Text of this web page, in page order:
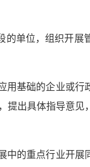
单位，组织开
基础的企业或
出具体指导意
的重点行业开